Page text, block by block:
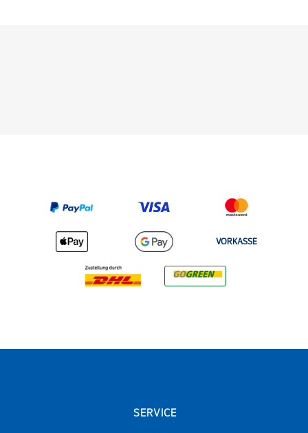
VORKASSE
SERVICE